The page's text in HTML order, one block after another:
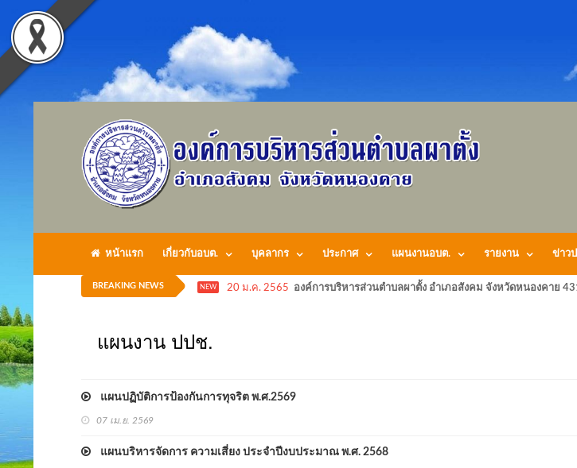
หน้าแรก เกี่ยวกับอบต. บุคลากร ประกาศ แผนงานอบต. รายงาน ข่าว
BREAKING NEWS NEW 20 ม.ค. 2565 องค์การบริหารส่วนตำบลผาตั้ง อำเภอสังคม จังหวัดหนองคาย
แผนงาน ปปช.
แผนปฏิบัติการป้องกันการทุจริต พ.ศ.2569
07 เม.ย. 2569
แผนบริหารจัดการ ความเสี่ยง ประจำปีงบประมาณ พ.ศ. 2568